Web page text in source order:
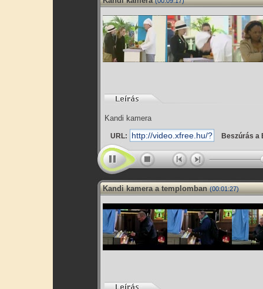
Kandi kamera
URL: Beszúrás a
Kandi kamera a templomban (00:01:27)